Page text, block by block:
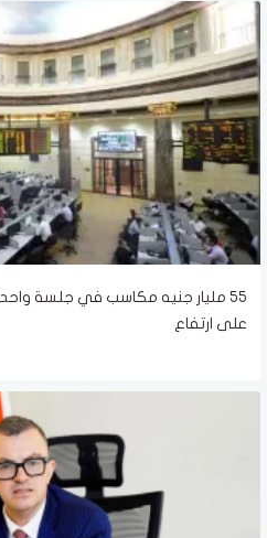
55 مليار جنيه مكاسب في جلسة
على ارتفاع